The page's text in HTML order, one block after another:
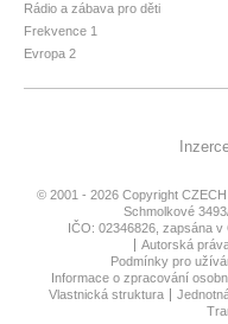
Rádio a zábava pro děti
Frekvence 1
Evropa 2
© 2001 - 2026 Copyright
Schmolkové
IČO: 02346826, zapsána
Autorská
Podmínky pro
Informace o zpracování
Vlastnická struktura